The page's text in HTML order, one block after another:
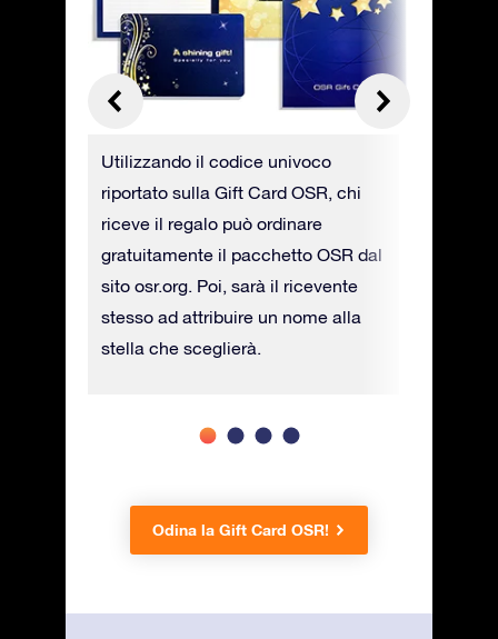
Utilizzando il codice univoco
riportato sulla Gift Card OSR, chi
riceve il regalo può ordinare
gratuitamente il pacchetto OSR dal
sito osr.org. Poi, sarà il ricevente
stesso ad attribuire un nome alla
stella che sceglierà.
Odina la Gift Card OSR!